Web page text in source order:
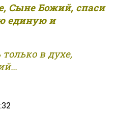
Сыне Божий, спаси
единую и
в духе,